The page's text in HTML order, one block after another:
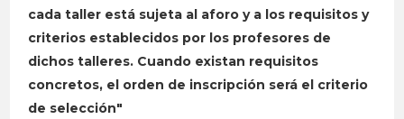
cada taller está sujeta al aforo y a los requisitos y
criterios establecidos por los profesores de
dichos talleres. Cuando existan requisitos
concretos, el orden de inscripción será el criterio
de selección"